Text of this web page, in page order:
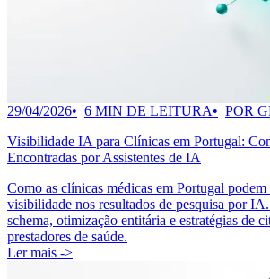
29/04/2026 6 MIN DE LEITURA
POR
Visibilidade IA para Clínicas em Portugal:
Encontradas por Assistentes de IA
Como as clínicas médicas em Portugal podem
visibilidade nos resultados de pesquisa por
schema, otimização entitária e estratégias de
prestadores de saúde.
Ler mais ->